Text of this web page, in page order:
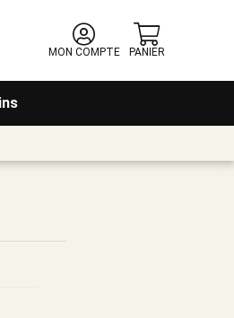
MON COMPTE
PANIER